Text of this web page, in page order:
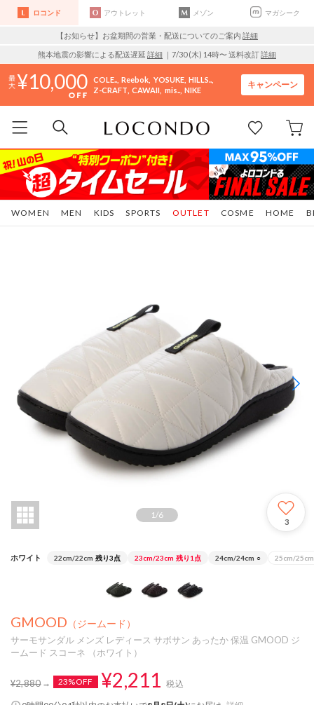
ロコンド アウトレット メゾン マガシーク
【お知らせ】お盆期間の営業・配送についてのご案内 詳細
熊本地震の影響による配送遅延 詳細 ｜7/30 (木) 14時〜 送料改訂詳細
10,000 COLE.. Reebok YOSUKE HILLS..
Z-CRAFT CAWAII mis.. NIKE
キャンペーン
WOMEN MEN KIDS SPORTS COSME HOME
OUTLET
1 /6
3
ホワイト 22cm/22cm 残り3点 23cm/23cm 残り1点 24cm/24cm ○ 25cm/25cm
GMOOD （ジームード）
サーモサンダル メンズ レディース サボサン あったか 保温 GMOOD ジ
ームード スコーネ （ホワイト）
¥2,880 23%OFF ¥2,211 税込